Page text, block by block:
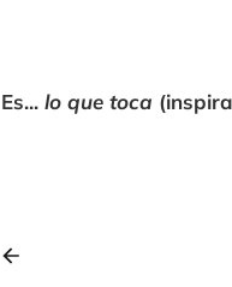
Es... lo que toca